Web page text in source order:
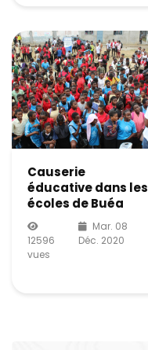
Causerie
éducative dans les
écoles de Buéa
12596
vues
Mar. 08
Déc. 2020